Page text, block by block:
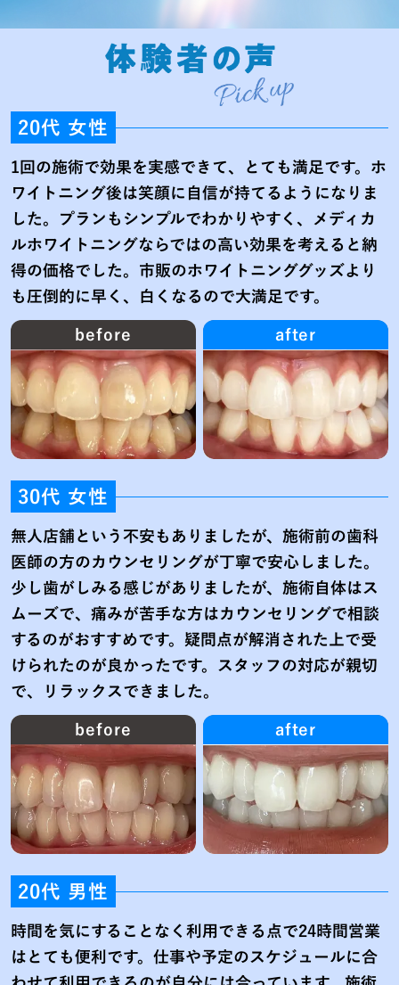
20代 女性
1回の施術で効果を実感できて、とても満足です。ホ
ワイトニング後は笑顔に自信が持てるようになりま
した。プランもシンプルでわかりやすく、メディカ
ルホワイトニングならではの高い効果を考えると納
得の価格でした。市販のホワイトニンググッズより
も圧倒的に早く、白くなるので大満足です。
before after
30代 女性
無人店舗という不安もありましたが、施術前の歯科
医師の方のカウンセリングが丁寧で安心しました。
少し歯がしみる感じがありましたが、施術自体はス
ムーズで、痛みが苦手な方はカウンセリングで相談
するのがおすすめです。疑問点が解消された上で受
けられたのが良かったです。スタッフの対応が親切
で、リラックスできました。
before after
20代 男性
時間を気にすることなく利用できる点で24時間営業
はとても便利です。仕事や予定のスケジュールに合